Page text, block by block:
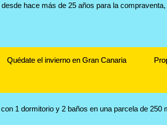
Quédate el invierno en Gran Canaria
1 dormitorio y 2 baños en una parcela de 250